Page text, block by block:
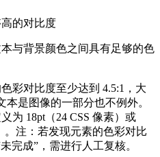
的对比度
与背景颜色之间具有足够的色
彩对比度至少达到 4.5:1，大
是图像的一部分也不例外。
为 18pt（24 CSS 像素）或
。注：若发现元素的色彩对比
完成”，需进行人工复核。